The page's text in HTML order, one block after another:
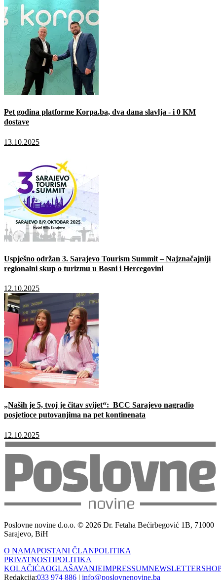
Pet godina platforme Korpa.ba, dva dana slavlja - i 0 KM
dostave
13.10.2025
Uspješno održan 3. Sarajevo Tourism Summit – Najznačajniji
regionalni skup o turizmu u Bosni i Hercegovini
12.10.2025
„Naših je 5, tvoj je čitav svijet“: BCC Sarajevo nagradio
posjetioce putovanjima na pet kontinenata
12.10.2025
Poslovne novine d.o.o. © 2026 Dr. Fetaha Bećirbegović 1B, 71000
Sarajevo, BiH
O NAMAPOSTANI ČLANPOLITIKA
PRIVATNOSTIPOLITIKA
KOLAČIĆAOGLAŠAVANJEIMPRESSUMNEWSLETTER
Redakcija:033 974 886 | info@poslovnenovine.ba